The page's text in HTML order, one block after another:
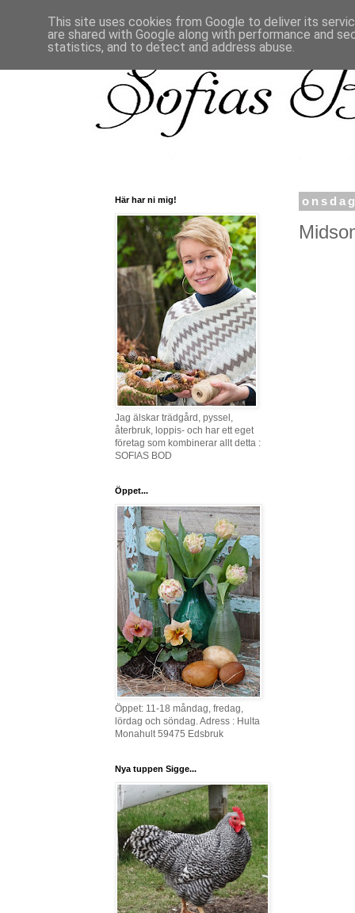
Här har ni mig!
Jag älskar trädgård, pyssel,
återbruk, loppis- och har ett eget
företag som kombinerar allt detta :
SOFIAS BOD
Öppet...
Öppet: 11-18 måndag, fredag,
lördag och söndag. Adress : Hulta
Monahult 59475 Edsbruk
Nya tuppen Sigge...
This site uses cookies from Google to deliver its
are shared with Google along with performance and
statistics, and to detect and address abuse.